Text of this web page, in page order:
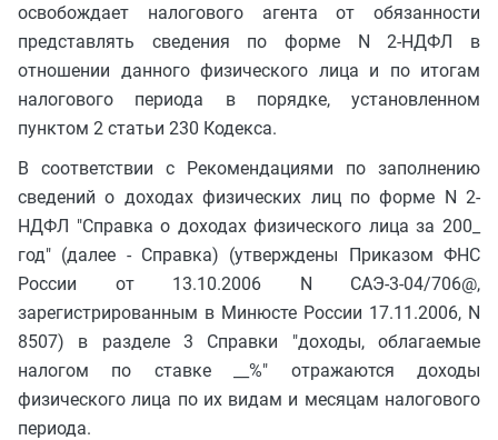
освобождает налогового агента от обязанности
представлять сведения по форме N 2-НДФЛ в
отношении данного физического лица и по итогам
налогового периода в порядке, установленном
пунктом 2 статьи 230 Кодекса.
В соответствии с Рекомендациями по заполнению
сведений о доходах физических лиц по форме N 2-
НДФЛ "Справка о доходах физического лица за 200_
год" (далее - Справка) (утверждены Приказом ФНС
России от 13.10.2006 N САЭ-3-04/706@,
зарегистрированным в Минюсте России 17.11.2006, N
8507) в разделе 3 Справки "доходы, облагаемые
налогом по ставке __%" отражаются доходы
физического лица по их видам и месяцам налогового
периода.